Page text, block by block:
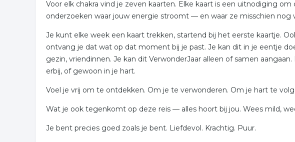
Voor elk chakra vind je zeven kaarten. Elke kaart is een uitnodiging
onderzoeken waar jouw energie stroomt — en waar ze misschien nog
Je kunt elke week een kaart trekken, startend bij het eerste kaartje.
ontvang je dat wat op dat moment bij je past. Je kan dit in je eentje
gezin, vriendinnen. Je kan dit VerwonderJaar alleen of samen
erbij, of gewoon in je hart.
Voel je vrij om te ontdekken. Om je te verwonderen. Om je hart te
Wat je ook tegenkomt op deze reis — alles hoort bij jou. Wees mild,
Je bent precies goed zoals je bent. Liefdevol. Krachtig. Puur.